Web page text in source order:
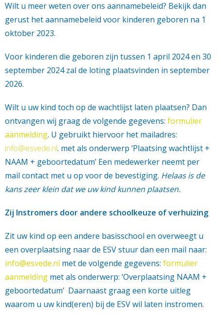
Wilt u meer weten over ons aannamebeleid? Bekijk dan
gerust het aannamebeleid voor kinderen geboren na 1
oktober 2023.
Voor kinderen die geboren zijn tussen 1 april 2024 en 30
september 2024 zal de loting plaatsvinden in september
2026.
Wilt u uw kind toch op de wachtlijst laten plaatsen? Dan
ontvangen wij graag de volgende gegevens: formulier
aanmelding. U gebruikt hiervoor het mailadres:
info@esvede.nl. met als onderwerp ‘Plaatsing wachtlijst +
NAAM + geboortedatum’ Een medewerker neemt per
mail contact met u op voor de bevestiging. Helaas is de
kans zeer klein dat we uw kind kunnen plaatsen.
Zij Instromers door andere schoolkeuze of verhuizing
Zit uw kind op een andere basisschool en overweegt u
een overplaatsing naar de ESV stuur dan een mail naar:
info@esvede.nl met de volgende gegevens: formulier
aanmelding met als onderwerp: ‘Overplaatsing NAAM +
geboortedatum’ Daarnaast graag een korte uitleg
waarom u uw kind(eren) bij de ESV wil laten instromen.